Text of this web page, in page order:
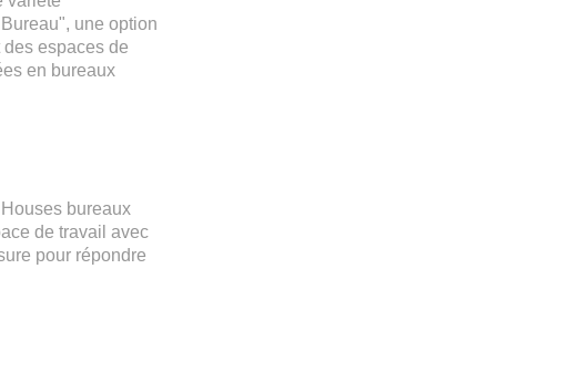
une option
espaces de
en bureaux
bureaux
de travail avec
pour répondre